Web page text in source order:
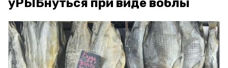
уРЫБнуться при виде воблы